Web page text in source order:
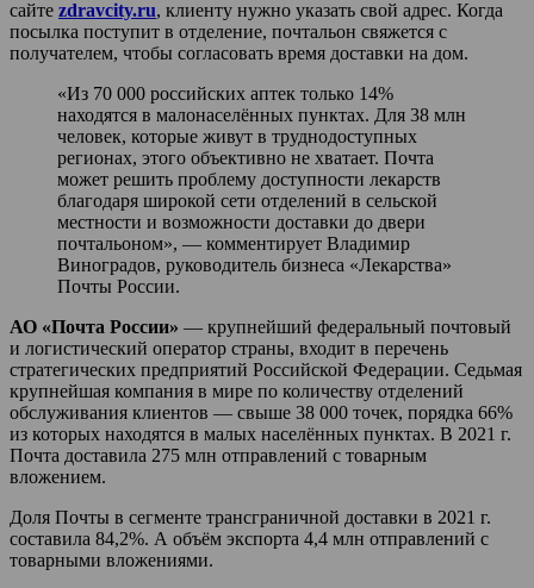
сайте zdravcity.ru, клиенту нужно указать свой адрес. Когда
посылка поступит в отделение, почтальон свяжется с
получателем, чтобы согласовать время доставки на дом.
«Из 70 000 российских аптек только 14%
находятся в малонаселённых пунктах. Для 38 млн
человек, которые живут в труднодоступных
регионах, этого объективно не хватает. Почта
может решить проблему доступности лекарств
благодаря широкой сети отделений в сельской
местности и возможности доставки до двери
почтальоном», — комментирует Владимир
Виноградов, руководитель бизнеса «Лекарства»
Почты России.
АО «Почта России» — крупнейший федеральный почтовый
и логистический оператор страны, входит в перечень
стратегических предприятий Российской Федерации. Седьмая
крупнейшая компания в мире по количеству отделений
обслуживания клиентов — свыше 38 000 точек, порядка 66%
из которых находятся в малых населённых пунктах. В 2021 г.
Почта доставила 275 млн отправлений с товарным
вложением.
Доля Почты в сегменте трансграничной доставки в 2021 г.
составила 84,2%. А объём экспорта 4,4 млн отправлений с
товарными вложениями.